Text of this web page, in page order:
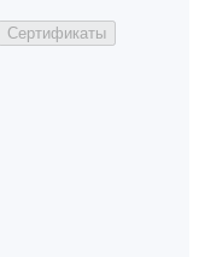
Сертификаты